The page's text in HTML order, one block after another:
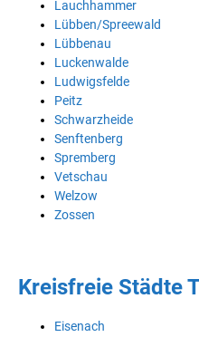
Lauchhammer
Lübben/Spreewald
Lübbenau
Luckenwalde
Ludwigsfelde
Peitz
Schwarzheide
Senftenberg
Spremberg
Vetschau
Welzow
Zossen
Kreisfreie Städte
Eisenach